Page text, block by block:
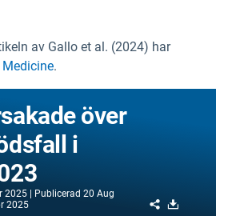
av Gallo et al. (2024) har
Medicine.
över
i
2025 Publicerad 20 Aug
2025 Share